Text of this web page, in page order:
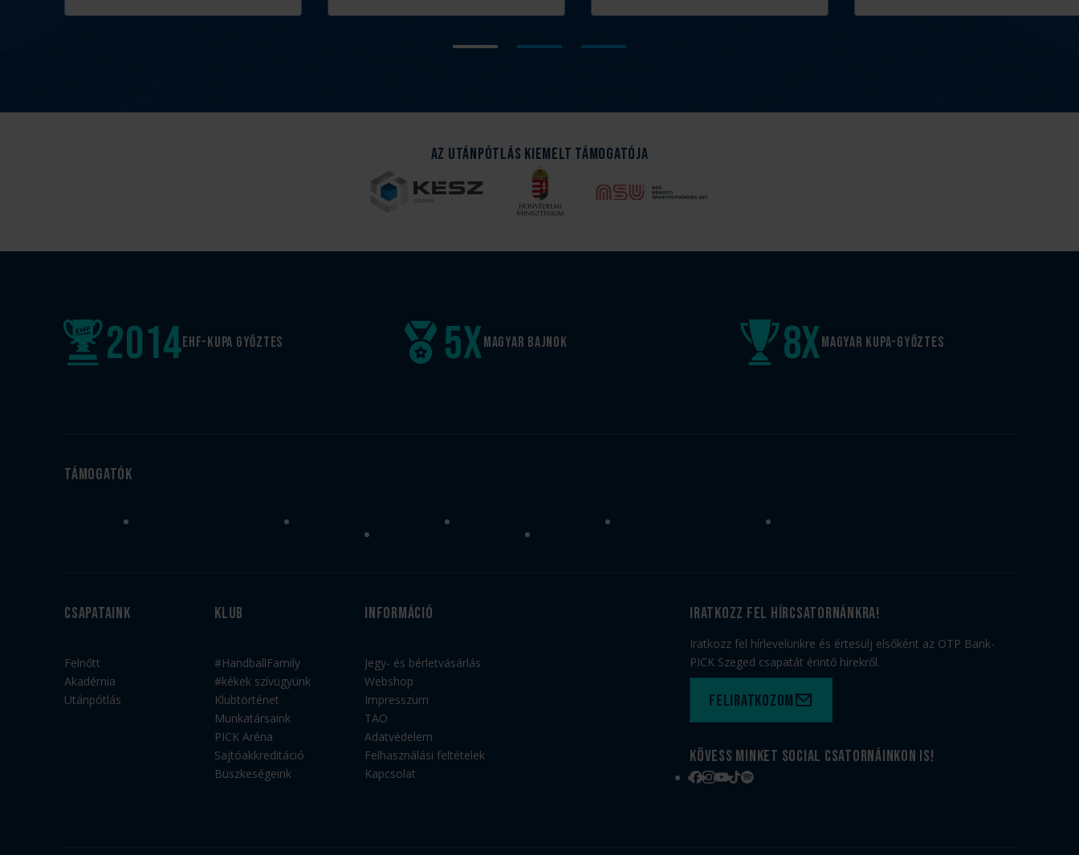
Az Utánpótlás kiemelt támogatója
EHF-Kupa győztes
2014 Magyar bajnok
5x Magyar kupa-győztes
8x
Támogatók
Csapataink
Felnőtt
Akadémia
Utánpótlás
Klub
#HandballFamily
#kékek szívügyünk
Klubtörténet
Munkatársaink
PICK Aréna
Sajtóakkreditáció
Büszkeségeink
Információ
Jegy- és bérletvásárlás
Webshop
Impresszum
TAO
Adatvédelem
Felhasználási feltételek
Kapcsolat
iratkozz fel hírcsatornánkra!
Iratkozz fel hírlevelünkre és értesülj elsőként az OTP Bank-
PICK Szeged csapatát érintő hírekről.
Feliratkozom
Kövess minket social csatornáinkon is!
Facebook
Instagram
YouTube
TikTokSpotify